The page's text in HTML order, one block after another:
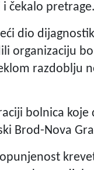
čekalo pretrage.
dio
organizaciju
razdoblju
bolnica
Brod-Nova